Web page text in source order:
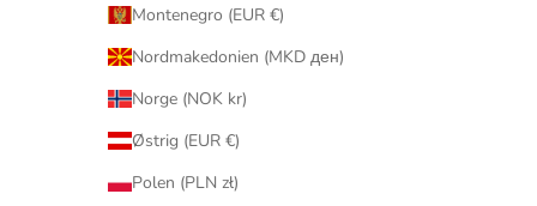
Montenegro (EUR €)
Nordmakedonien (MKD ден)
Norge (NOK kr)
Østrig (EUR €)
Polen (PLN zł)